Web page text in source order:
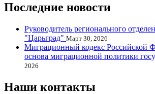
Последние новости
Руководитель регионального
"Царьград" Март 30, 2026
Миграционный кодекс Российской
основа миграционной политики
2026
Наши контакты